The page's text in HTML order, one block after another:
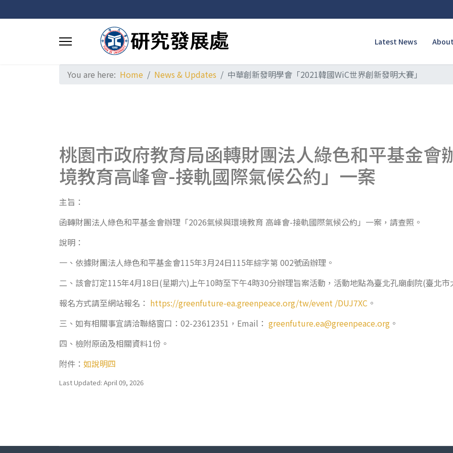
Latest News
You are here: Home News & Updates 中華創新發明學會「2021韓國WiC世界創新發明大賽」
桃園市政府教育局函轉財團法人綠色和平基金會
境教育高峰會-接軌國際氣候公約」一案
主旨：
函轉財團法人綠色和平基金會辦理「2026氣候與環境教育 高峰會-接軌國際氣候公約」一案，請查照。
說明：
一、依據財團法人綠色和平基金會115年3月24日115年綜字第 002號函辦理。
二、該會訂定115年4月18日(星期六)上午10時至下午4時30分辦理旨案活動，活動地點為臺北孔廟劇院(臺北
報名方式請至網站報名： https://greenfuture-ea.greenpeace.org/tw/event /DUJ7XC 。
三、如有相關事宜請洽聯絡窗口：02-23612351，Email： greenfuture.ea@greenpeace.org 。
四、檢附原函及相關資料1份。
附件： 如說明四
Last Updated: April 09, 2026